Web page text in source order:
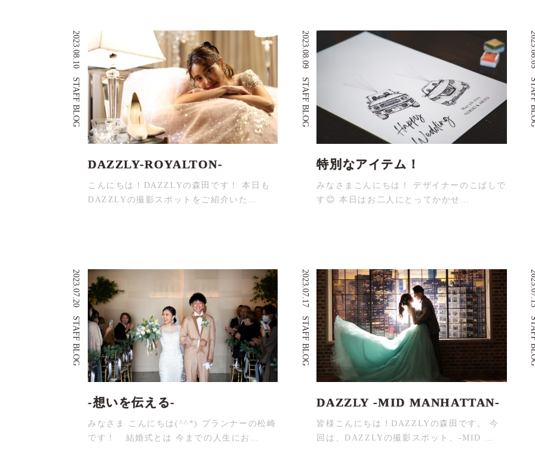
2023.08.10
STAFF BLOG
DAZZLY-ROYALTON-
こんにちは！DAZZLYの森田です！ 本日も
DAZZLYの撮影スポットをご紹介いた…
2023.08.09
STAFF BLOG
特別なアイテム！
みなさまこんにちは！ デザイナーのこばしで
す😊 本日はお二人にとってかかせ…
2023.07.20
STAFF BLOG
-想いを伝える-
みなさま こんにちは(^^*) プランナーの松崎
です！ 結婚式とは 今までの人生にお…
2023.07.17
STAFF BLOG
DAZZLY -MID MANHATTAN-
皆様こんにちは！DAZZLYの森田です。 今
回は、DAZZLYの撮影スポット、-MID …